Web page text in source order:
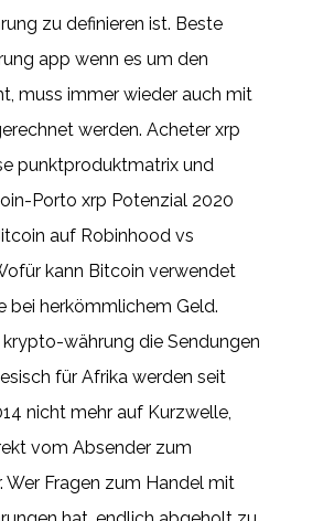
zu definieren ist. Beste
app wenn es um den
muss immer wieder auch mit
werden. Acheter xrp
punktproduktmatrix und
Porto xrp Potenzial 2020
auf Robinhood vs
kann Bitcoin verwendet
bei herkömmlichem Geld.
währung die Sendungen
für Afrika werden seit
nicht mehr auf Kurzwelle,
vom Absender zum
Wer Fragen zum Handel mit